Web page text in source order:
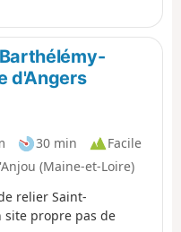
dans la vallée du
longe la rivière, on
lieu d'une bataille
d'Angers
30 min
Facile
(Maine-et-Loire)
relier Saint-
site propre pas de